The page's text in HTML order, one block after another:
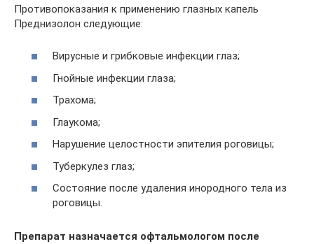
Противопоказания к применению глазных капель
Преднизолон следующие:
Вирусные и грибковые инфекции глаз;
Гнойные инфекции глаза;
Трахома;
Глаукома;
Нарушение целостности эпителия роговицы;
Туберкулез глаз;
Состояние после удаления инородного тела из
роговицы.
Препарат назначается офтальмологом после